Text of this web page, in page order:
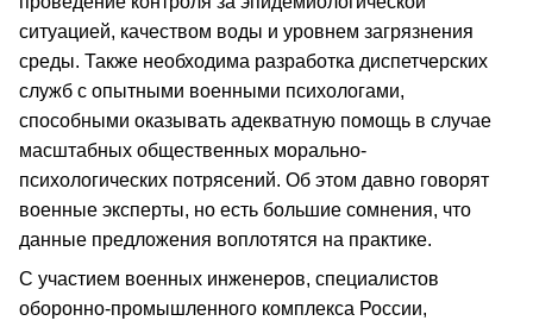
ситуацией, качеством воды и уровнем загрязнения
среды. Также необходима разработка диспетчерских
служб с опытными военными психологами,
способными оказывать адекватную помощь в случае
масштабных общественных морально-
психологических потрясений. Об этом давно говорят
военные эксперты, но есть большие сомнения, что
данные предложения воплотятся на практике.
С участием военных инженеров, специалистов
оборонно-промышленного комплекса России,